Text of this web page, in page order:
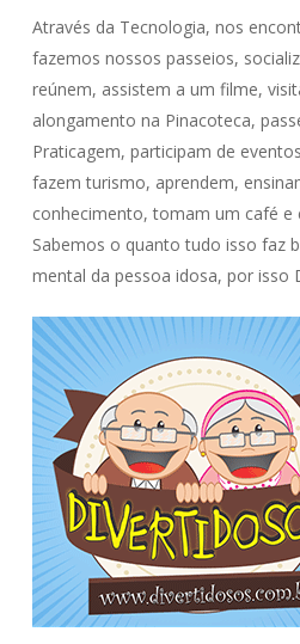
Através da Tecnologia, nos
fazemos nossos passeios,
reúnem, assistem a um filme,
alongamento na Pinacoteca,
Praticagem, participam de
fazem turismo, aprendem,
conhecimento, tomam um café
Sabemos o quanto tudo isso faz
mental da pessoa idosa, por isso